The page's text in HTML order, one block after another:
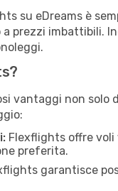
su eDreams è
prezzi imbattibili.
vantaggi non solo
Flexflights offre
preferita.
garantisce